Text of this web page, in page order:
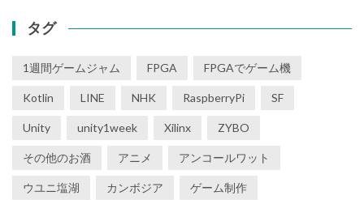
タグ
1週間ゲームジャム FPGA FPGAでゲーム機
Kotlin LINE NHK RaspberryPi SF
Unity unity1week Xilinx ZYBO
その他のお酒 アニメ アンコールワット
ウユニ塩湖 カンボジア ゲーム制作